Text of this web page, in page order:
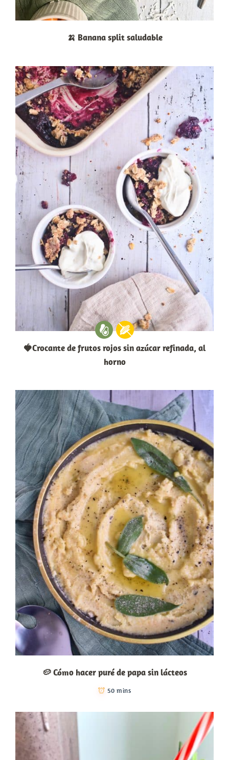
🍌 Banana split saludable
🍓Crocante de frutos rojos sin azúcar refinada, al
horno
🥔 Cómo hacer puré de papa sin lácteos
50 mins